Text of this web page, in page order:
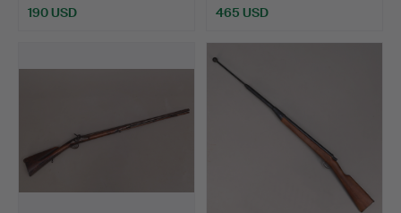
190 USD 465 USD